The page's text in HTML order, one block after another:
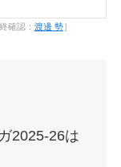
確認： 渡邊 勢］
2025-26は